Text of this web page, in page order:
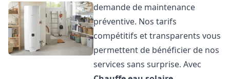
demande de maintenance
préventive. Nos tarifs
compétitifs et transparents vous
permettent de bénéficier de nos
services sans surprise. Avec